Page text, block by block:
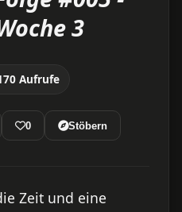
3
Aufrufe
0 Stöbern
Zeit und eine